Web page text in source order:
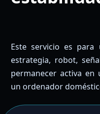
Este servicio es
estrategia, robot,
permanecer activa
un ordenador